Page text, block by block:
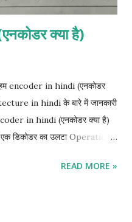
क्या है)
encoder in hindi (एनकोडर
in hindi के बारे में जानकारी
in hindi (एनकोडर क्या है)
एक डिकोडर का उलटा Operation
बाइनरी कोड उत्पन्न करती हैं।
READ MORE »